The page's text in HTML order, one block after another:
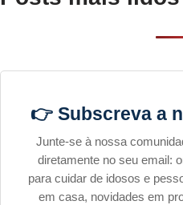
👉 Subscreva a
Junte-se à nossa
diretamente no seu email:
para cuidar de idosos e
em casa, novidades em